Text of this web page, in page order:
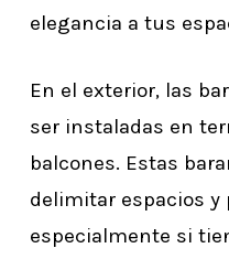
elegancia a tus
En el exterior, las
ser instaladas en
balcones. Estas
delimitar espacios y
especialmente si